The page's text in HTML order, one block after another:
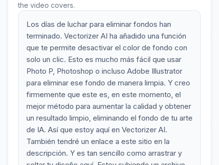
the video covers.
Los días de luchar para eliminar fondos han
terminado. Vectorizer AI ha añadido una función
que te permite desactivar el color de fondo con
solo un clic. Esto es mucho más fácil que usar
Photo P, Photoshop o incluso Adobe Illustrator
para eliminar ese fondo de manera limpia. Y creo
firmemente que este es, en este momento, el
mejor método para aumentar la calidad y obtener
un resultado limpio, eliminando el fondo de tu arte
de IA. Así que estoy aquí en Vectorizer AI.
También tendré un enlace a este sitio en la
descripción. Y es tan sencillo como arrastrar y